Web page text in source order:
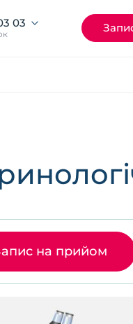
03
на прийом